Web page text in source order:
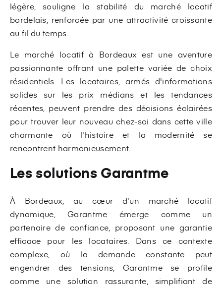
légère, souligne la stabilité du marché locatif
bordelais, renforcée par une attractivité croissante
au fil du temps.
Le marché locatif à Bordeaux est une aventure
passionnante offrant une palette variée de choix
résidentiels. Les locataires, armés d'informations
solides sur les prix médians et les tendances
récentes, peuvent prendre des décisions éclairées
pour trouver leur nouveau chez-soi dans cette ville
charmante où l'histoire et la modernité se
rencontrent harmonieusement.
Les solutions Garantme
À Bordeaux, au cœur d'un marché locatif
dynamique, Garantme émerge comme un
partenaire de confiance, proposant une garantie
efficace pour les locataires. Dans ce contexte
complexe, où la demande constante peut
engendrer des tensions, Garantme se profile
comme une solution rassurante, simplifiant de